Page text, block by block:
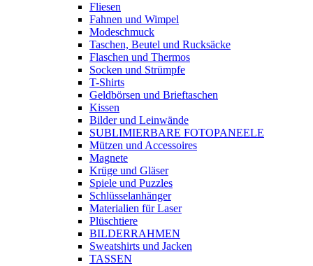
Fliesen
Fahnen und Wimpel
Modeschmuck
Taschen, Beutel und Rucksäcke
Flaschen und Thermos
Socken und Strümpfe
T-Shirts
Geldbörsen und Brieftaschen
Kissen
Bilder und Leinwände
SUBLIMIERBARE FOTOPANEELE
Mützen und Accessoires
Magnete
Krüge und Gläser
Spiele und Puzzles
Schlüsselanhänger
Materialien für Laser
Plüschtiere
BILDERRAHMEN
Sweatshirts und Jacken
TASSEN